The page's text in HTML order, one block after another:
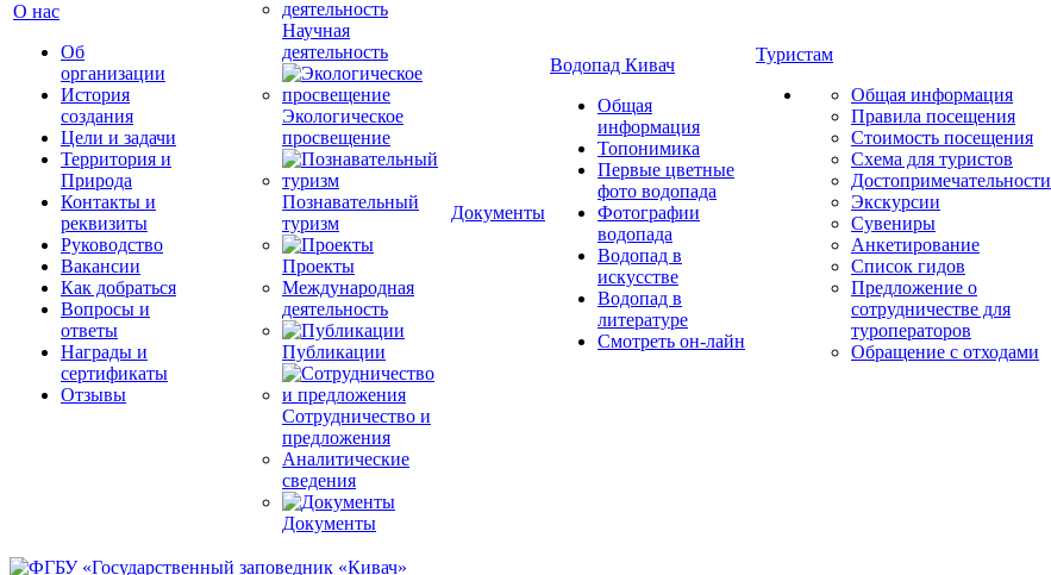
О нас
Об
организации
История
создания
Цели и задачи
Территория и
Природа
Контакты и
реквизиты
Руководство
Вакансии
Как добраться
Вопросы и
ответы
Награды и
сертификаты
Отзывы
Научная
деятельность
Экологическое
просвещение
Познавательный
туризм
Проекты
Международная
деятельность
Публикации
Сотрудничество и
предложения
Аналитические
сведения
Документы
Документы
Водопад Кивач
Общая
информация
Топонимика
Первые цветные
фото водопада
Фотографии
водопада
Водопад в
искусстве
Водопад в
литературе
Смотреть он-лайн
Туристам
Общая информация
Правила посещения
Стоимость посещения
Схема для туристов
Достопримечательности
Экскурсии
Сувениры
Анкетирование
Список гидов
Предложение о
сотрудничестве для
туроператоров
Обращение с отходами